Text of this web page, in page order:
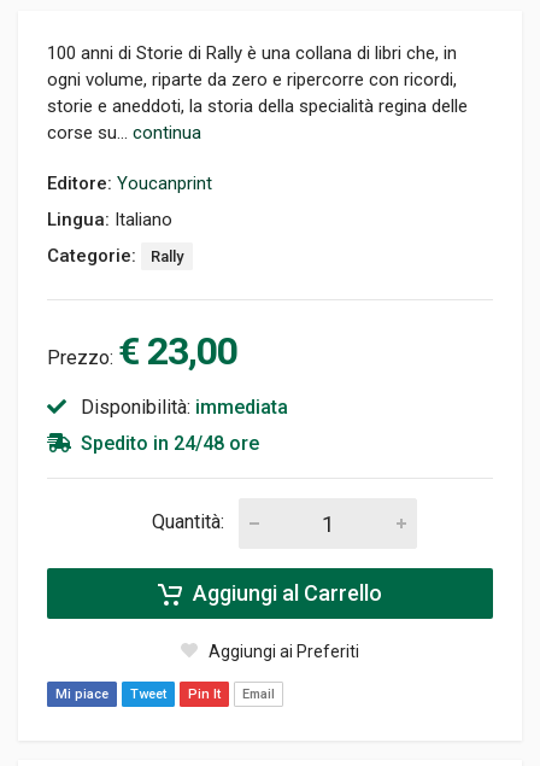
100 anni di Storie di Rally è una collana di libri che, in
ogni volume, riparte da zero e ripercorre con ricordi,
storie e aneddoti, la storia della specialità regina delle
corse su... continua
Editore: Youcanprint
Lingua: Italiano
Categorie:
Rally
Prezzo: € 23,00
Disponibilità: immediata
Spedito in 24/48 ore
Quantità:
Aggiungi al Carrello
Aggiungi ai Preferiti
Mi piace Tweet Pin It Email